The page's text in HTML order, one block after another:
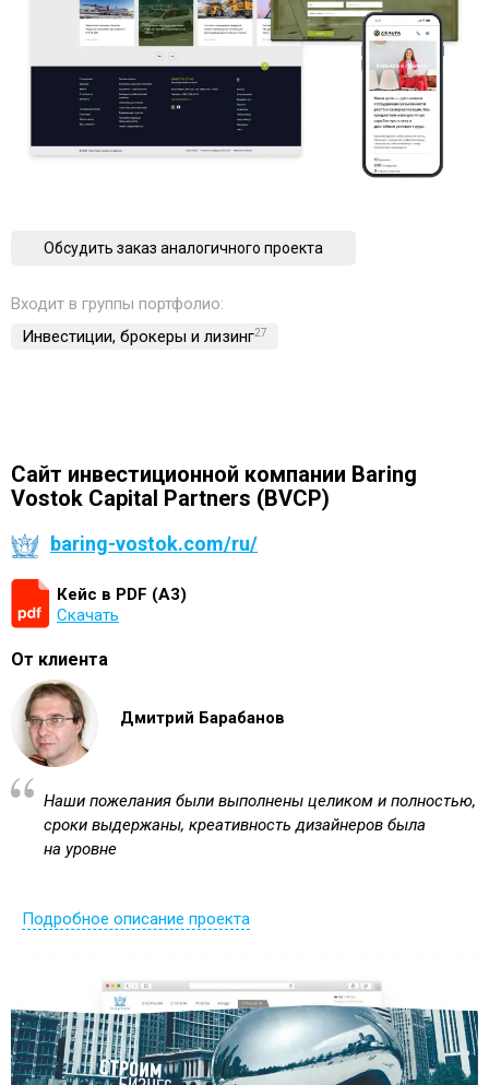
Обсудить заказ аналогичного проекта
Входит в группы портфолио:
Инвестиции, брокеры и лизинг27
Сайт инвестиционной компании Baring
Vostok Capital Partners (BVCP)
baring-vostok.com/ru/
Кейс в PDF (А3)
Скачать
От клиента
Дмитрий Барабанов
Наши пожелания были выполнены целиком и полностью,
сроки выдержаны, креативность дизайнеров была
на уровне
Подробное описание проекта